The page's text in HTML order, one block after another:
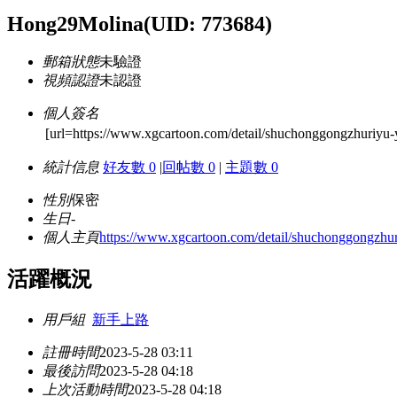
Hong29Molina(UID: 773684)
郵箱狀態未驗證
視頻認證未認證
個人簽名
[url=https://www.xgcartoon.com/detail/
統計信息 好友數 0 |回帖數 0 | 主題數 0
性別保密
生日-
個人主頁https://www.xgcartoon.com/detail/
活躍概況
用戶組 新手上路
註冊時間2023-5-28 03:11
最後訪問2023-5-28 04:18
上次活動時間2023-5-28 04:18